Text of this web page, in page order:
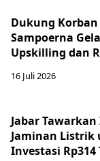
Dukung Korban
Sampoerna
Upskilling dan
16 Juli 2026
Jabar
Jaminan Listrik
Investasi